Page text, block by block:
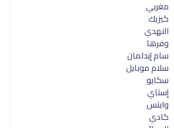
مغربي
كيزيك
النهدي
وفرها
سام إيدلمان
سلام موبايل
سكايو
إستاي
وايتس
كادي